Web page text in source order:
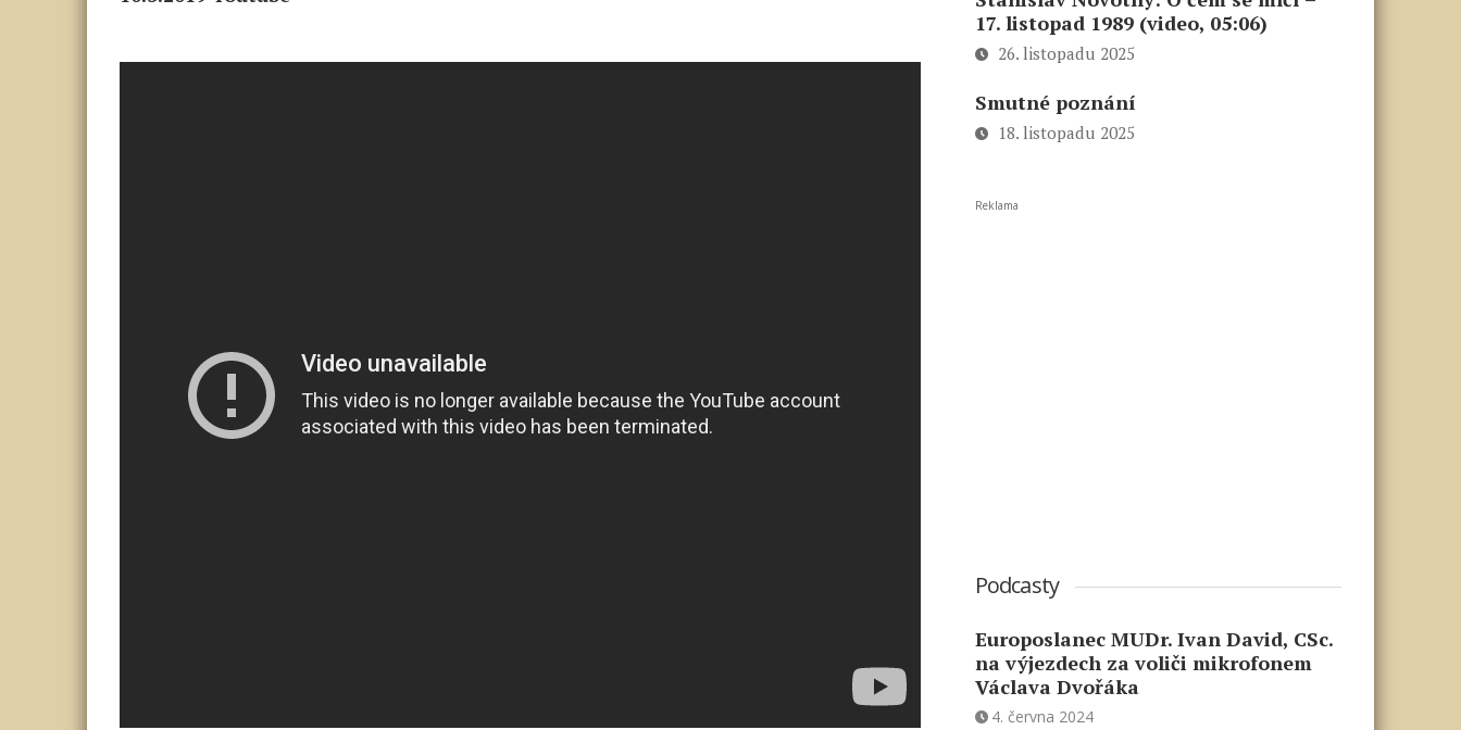
17. listopad 1989 (video, 05:06)
26. listopadu 2025
Smutné poznání
18. listopadu 2025
Reklama
Podcasty
Europoslanec MUDr. Ivan David, CSc.
na výjezdech za voliči mikrofonem
Václava Dvořáka
4. června 2024